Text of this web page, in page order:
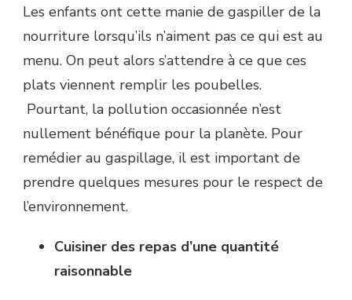
Les enfants ont cette manie de gaspiller de la
nourriture lorsqu’ils n’aiment pas ce qui est au
menu. On peut alors s’attendre à ce que ces
plats viennent remplir les poubelles.
Pourtant, la pollution occasionnée n’est
nullement bénéfique pour la planète. Pour
remédier au gaspillage, il est important de
prendre quelques mesures pour le respect de
l’environnement.
Cuisiner des repas d’une quantité
raisonnable